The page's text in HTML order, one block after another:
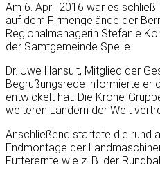
Am 6. April 2016 war es
auf dem Firmengelände der
Regionalmanagerin Stefanie
der Samtgemeinde Spelle.
Dr. Uwe Hansult, Mitglied der
Begrüßungsrede informierte er
entwickelt hat. Die Krone-
weiteren Ländern der Welt
Anschließend startete die rund
Endmontage der
Futterernte wie z. B. der